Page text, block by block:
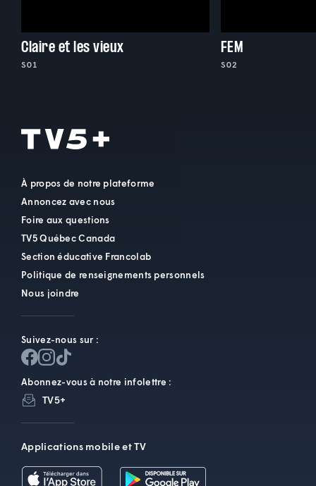
Claire et les vieux
S01
FEM
S02
À propos de notre plateforme
Annoncez avec nous
Foire aux questions
TV5 Québec Canada
Section éducative Francolab
Politique de renseignements personnels
Nous joindre
Suivez-nous sur :
Abonnez-vous à notre infolettre :
TV5+
Applications mobile et TV